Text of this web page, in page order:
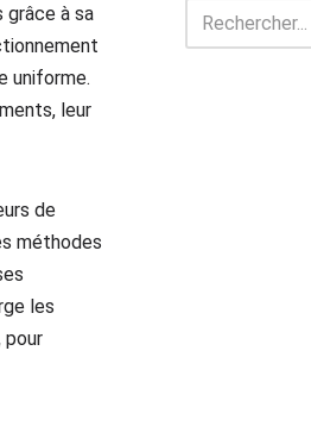
grâce à sa
uniforme.
leur
de
méthodes
les
pour